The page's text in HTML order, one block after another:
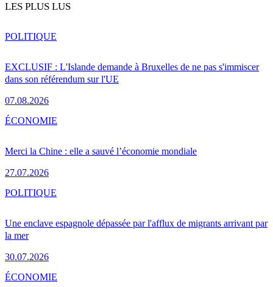
LES PLUS LUS
EXCLUSIF : L'Islande demande à Bruxelles de ne pas s'immiscer
dans son référendum sur l'UE
07.08.2026
POLITIQUE
Merci la Chine : elle a sauvé l’économie mondiale
27.07.2026
ÉCONOMIE
Une enclave espagnole dépassée par l'afflux de migrants arrivant par
la mer
30.07.2026
POLITIQUE
ÉCONOMIE